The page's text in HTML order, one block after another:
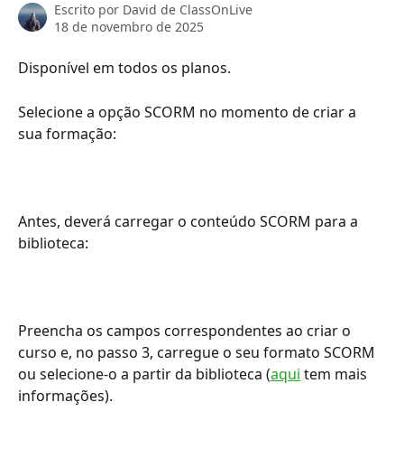
Escrito por David de ClassOnLive
18 de novembro de 2025
Disponível em todos os planos.
Selecione a opção SCORM no momento de criar a
sua formação:
Antes, deverá carregar o conteúdo SCORM para a
biblioteca:
Preencha os campos correspondentes ao criar o
curso e, no passo 3, carregue o seu formato SCORM
ou selecione-o a partir da biblioteca (aqui tem mais
informações).